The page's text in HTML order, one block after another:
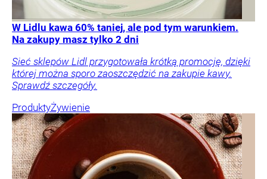
W Lidlu kawa 60% taniej, ale pod tym warunkiem.
Na zakupy masz tylko 2 dni
Sieć sklepów Lidl przygotowała krótką promocję, dzięki
której można sporo zaoszczędzić na zakupie kawy.
Sprawdź szczegóły.
ProduktyŻywienie